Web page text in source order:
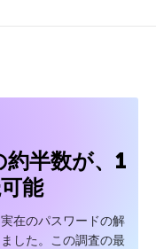
半数が、1
能
在のパスワードの解
した。この調査の最